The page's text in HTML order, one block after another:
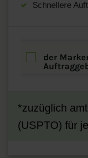
Schnellere
der
*zuzüglich
(USPTO) für